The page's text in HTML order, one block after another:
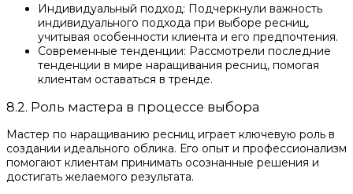
Индивидуальный подход: Подчеркнули важность
индивидуального подхода при выборе ресниц,
учитывая особенности клиента и его предпочтения.
Современные тенденции: Рассмотрели последние
тенденции в мире наращивания ресниц, помогая
клиентам оставаться в тренде.
8.2. Роль мастера в процессе выбора
Мастер по наращиванию ресниц играет ключевую роль в
создании идеального облика. Его опыт и профессионализм
помогают клиентам принимать осознанные решения и
достигать желаемого результата.